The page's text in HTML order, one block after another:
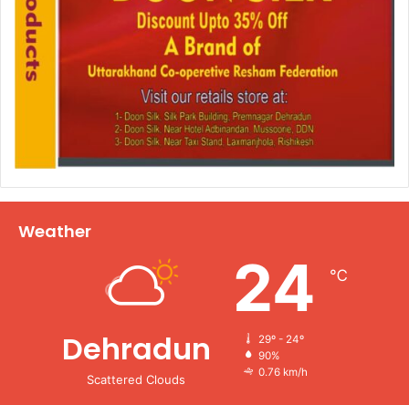
Weather
Dehradun
Scattered Clouds
24 ℃
29º - 24º
90%
0.76 km/h